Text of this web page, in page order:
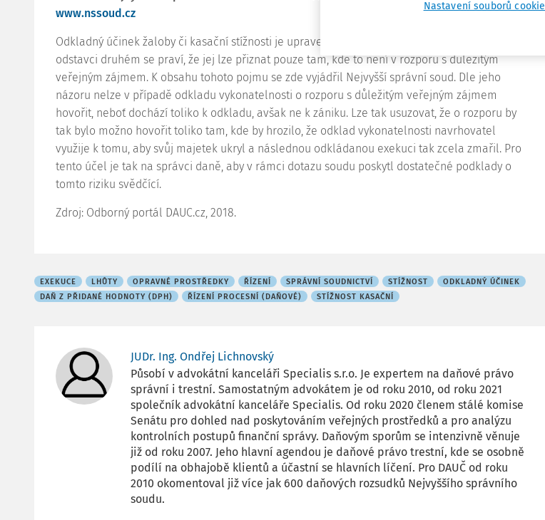
www.nssoud.cz
Odkladný účinek žaloby či kasační stížnosti je upraven zejména v ustanovení
odstavci druhém se praví, že jej lze přiznat pouze tam, kde to není v rozporu s důležitým
veřejným zájmem. K obsahu tohoto pojmu se zde vyjádřil Nejvyšší správní soud. Dle jeho
názoru nelze v případě odkladu vykonatelnosti o rozporu s důležitým veřejným zájmem
hovořit, neboť dochází toliko k odkladu, avšak ne k zániku. Lze tak usuzovat, že o rozporu by
tak bylo možno hovořit toliko tam, kde by hrozilo, že odklad vykonatelnosti navrhovatel
využije k tomu, aby svůj majetek ukryl a následnou odkládanou exekuci tak zcela zmařil. Pro
tento účel je tak na správci daně, aby v rámci dotazu soudu poskytl dostatečné podklady o
tomto riziku svědčící.
Zdroj: Odborný portál DAUC.cz, 2018.
EXEKUCE LHŮTY OPRAVNÉ PROSTŘEDKY ŘÍZENÍ SPRÁVNÍ SOUDNICTVÍ STÍŽNOST
ODKLADNÝ ÚČINEK
DAŇ Z PŘIDANÉ HODNOTY (DPH)
ŘÍZENÍ PROCESNÍ (DAŇOVÉ) STÍŽNOST KASAČNÍ
JUDr. Ing. Ondřej Lichnovský
Působí v advokátní kanceláři Specialis s.r.o. Je expertem na daňové právo
správní i trestní. Samostatným advokátem je od roku 2010, od roku 2021
společník advokátní kanceláře Specialis. Od roku 2020 členem stálé komise
Senátu pro dohled nad poskytováním veřejných prostředků a pro analýzu
kontrolních postupů finanční správy. Daňovým sporům se intenzivně věnuje
již od roku 2007. Jeho hlavní agendou je daňové právo trestní, kde se osobně
podílí na obhajobě klientů a účastní se hlavních líčení. Pro DAUČ od roku
2010 okomentoval již více jak 600 daňových rozsudků Nejvyššího správního
soudu.
Nastavení souborů cookie